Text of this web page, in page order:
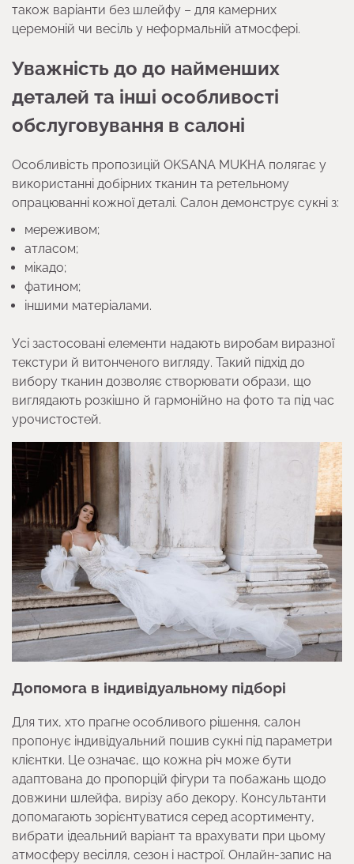
також варіанти без шлейфу – для камерних
церемоній чи весіль у неформальній атмосфері.
Уважність до до найменших
деталей та інші особливості
обслуговування в салоні
Особливість пропозицій OKSANA MUKHA полягає у
використанні добірних тканин та ретельному
опрацюванні кожної деталі. Салон демонструє сукні з:
мереживом;
атласом;
мікaдо;
фатином;
іншими матеріалами.
Усі застосовані елементи надають виробам виразної
текстури й витонченого вигляду. Такий підхід до
вибору тканин дозволяє створювати образи, що
виглядають розкішно й гармонійно на фото та під час
урочистостей.
Допомога в індивідуальному підборі
Для тих, хто прагне особливого рішення, салон
пропонує індивідуальний пошив сукні під параметри
клієнтки. Це означає, що кожна річ може бути
адаптована до пропорцій фігури та побажань щодо
довжини шлейфа, вирізу або декору. Консультанти
допомагають зорієнтуватися серед асортименту,
вибрати ідеальний варіант та врахувати при цьому
атмосферу весілля, сезон і настрої. Онлайн-запис на